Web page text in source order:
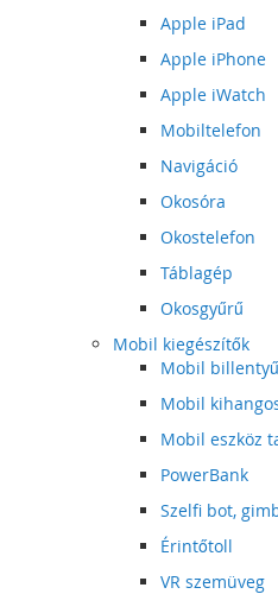
Apple iPad
Apple iPhone
Apple iWatch
Mobiltelefon
Navigáció
Okosóra
Okostelefon
Táblagép
Okosgyűrű
Mobil kiegészítők
Mobil
Mobil
Mobil eszköz
PowerBank
Szelfi bot,
Érintőtoll
VR szemüveg